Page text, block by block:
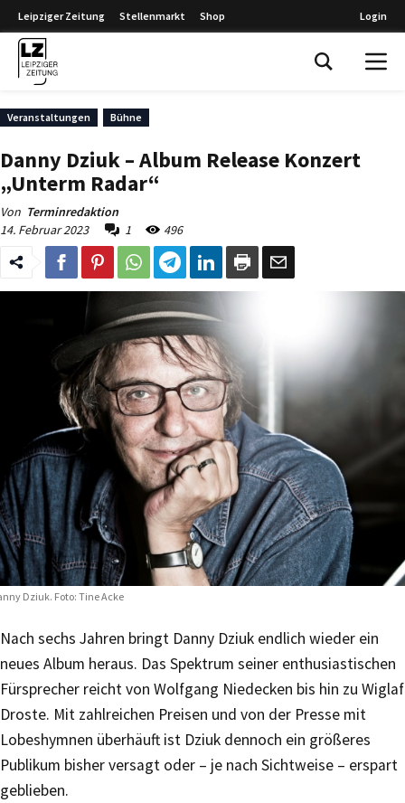
Leipziger Zeitung Stellenmarkt Shop Login
Veranstaltungen Bühne
Danny Dziuk – Album Release Konzert
„Unterm Radar“
Von Terminredaktion
14. Februar 2023
1 496
Dziuk. Foto: Tine Acke
Nach sechs Jahren bringt Danny Dziuk endlich wieder ein
neues Album heraus. Das Spektrum seiner enthusiastischen
Fürsprecher reicht von Wolfgang Niedecken bis hin zu Wiglaf
Droste. Mit zahlreichen Preisen und von der Presse mit
Lobeshymnen überhäuft ist Dziuk dennoch ein größeres
Publikum bisher versagt oder – je nach Sichtweise – erspart
geblieben.